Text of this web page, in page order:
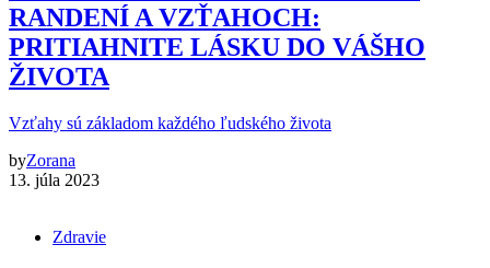
RANDENÍ A VZŤAHOCH:
PRITIAHNITE LÁSKU DO VÁŠHO
ŽIVOTA
Vzťahy sú základom každého ľudského života
byZorana
13. júla 2023
Zdravie